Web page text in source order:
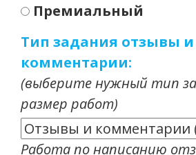
Премиальный
Тип задания отзывы и
комментарии:
(выберите нужный тип
размер работ)
Работа по написанию